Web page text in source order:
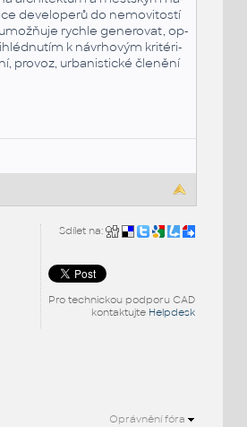
de­ve­lo­pe­rů do ne­mo­vi­tos­tí
rych­le ge­ne­ro­vat, op­
k ná­vr­ho­vým kri­té­ri­
pro­voz, ur­ba­nis­tic­ké čle­ně­ní
Sdílet na:
Pro technickou podporu CAD
kontaktujte Helpdesk
Oprávnění fóra